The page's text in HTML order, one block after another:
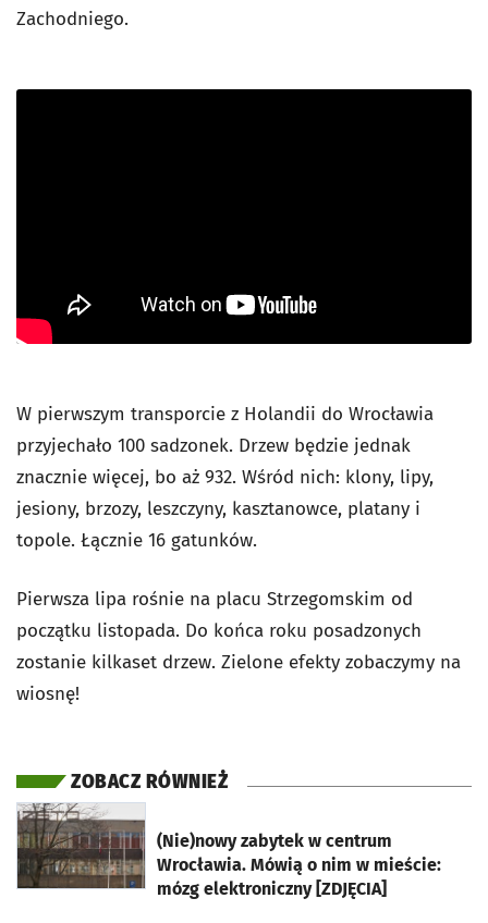
Zachodniego.
W pierwszym transporcie z Holandii do Wrocławia
przyjechało 100 sadzonek. Drzew będzie jednak
znacznie więcej, bo aż 932. Wśród nich: klony, lipy,
jesiony, brzozy, leszczyny, kasztanowce, platany i
topole. Łącznie 16 gatunków.
Pierwsza lipa rośnie na placu Strzegomskim od
początku listopada. Do końca roku posadzonych
zostanie kilkaset drzew. Zielone efekty zobaczymy na
wiosnę!
ZOBACZ RÓWNIEŻ
(Nie)nowy zabytek w centrum
Wrocławia. Mówią o nim w mieście:
mózg elektroniczny [ZDJĘCIA]
otworzy się w nowej karcie